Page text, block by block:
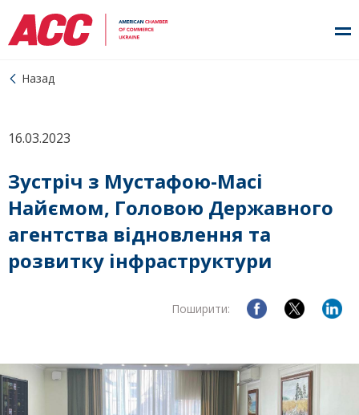
Назад
16.03.2023
Зустріч з Мустафою-Масі
Найємом, Головою Державного
агентства відновлення та
розвитку інфраструктури
Поширити: